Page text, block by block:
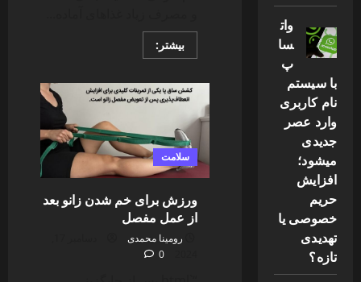
بیشتر:Read
more
تا
از
غذایی
لاغری
اصولی سلامت
ورزش برای خم شدن زانو بعد
از عمل مفصل
رومینا محمدی
0
وات
سا
پ
با سیستم
نام کاربری
وارد عصر
جدیدی
میشود؛
افزایش
حریم
خصوصی یا
تهدیدی
تازه؟